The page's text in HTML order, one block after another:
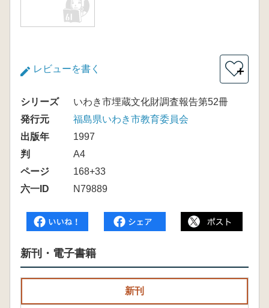
レビューを書く ＋
シリーズ
いわき市埋蔵文化財調査報告第52冊
発行元
福島県いわき市教育委員会
出版年
1997
判
A4
ページ
168+33
六一ID
N79889
新刊・電子書籍
新刊